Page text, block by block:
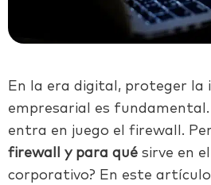
En la era digital, proteger la
empresarial es fundamental.
entra en juego el firewall.
firewall y para qué sirve en
corporativo? En este